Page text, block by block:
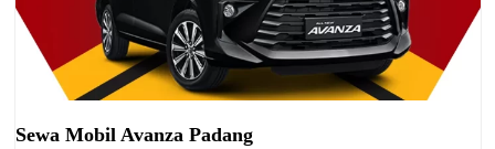
Sewa Mobil Avanza Padang